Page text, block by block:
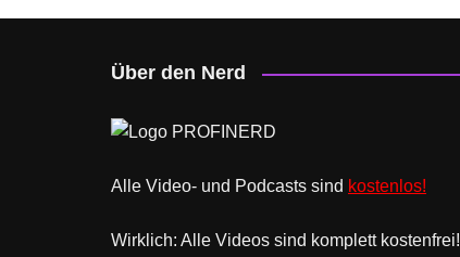
Beiträge
Über den Nerd
Alle Video- und Podcasts sind kostenlos!
Wirklich: Alle Videos sind komplett kostenfrei!